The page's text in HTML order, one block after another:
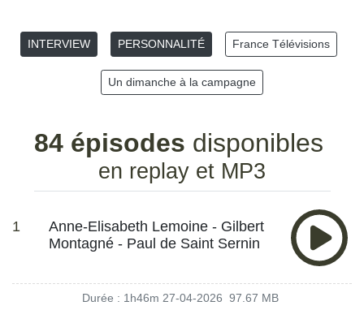
INTERVIEW PERSONNALITÉ France Télévisions
Un dimanche à la campagne
84 épisodes disponibles
en replay et MP3
1
Anne-Elisabeth Lemoine - Gilbert
Montagné - Paul de Saint Sernin
Durée : 1h46m 27-04-2026 97.67 MB